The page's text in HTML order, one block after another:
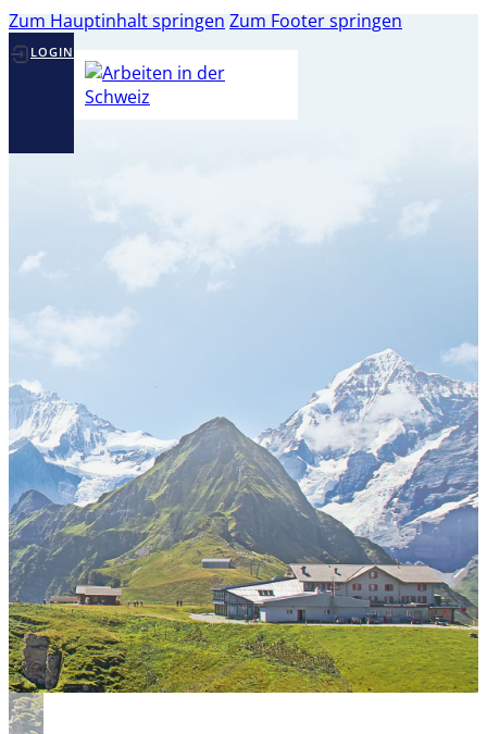
Zum Hauptinhalt springen Zum Footer springen
LOGIN